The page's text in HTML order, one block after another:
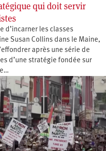
qui doit servir
d’incarner les classes
Susan Collins dans le Maine,
après une série de
d’une stratégie fondée sur